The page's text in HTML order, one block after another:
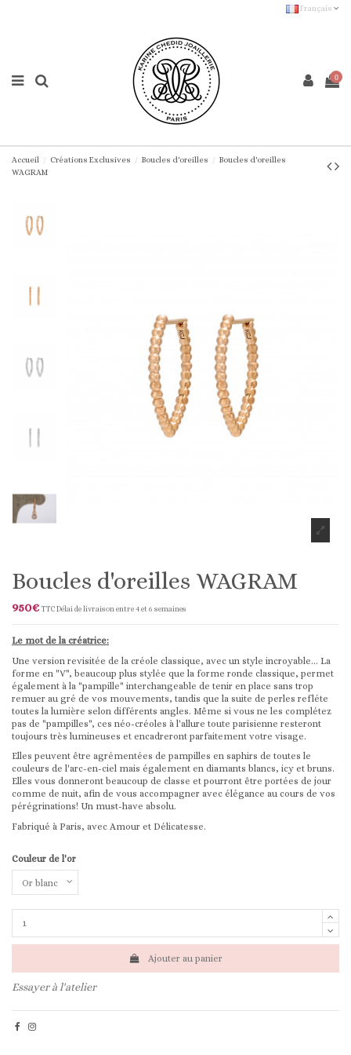
Français
0
Accueil Créations Exclusives Boucles d'oreilles
Boucles d'oreilles
WAGRAM
Boucles d'oreilles WAGRAM
950€ TTCDélai de livraison entre 4 et 6 semaines
Le mot de la créatrice:
Une version revisitée de la créole classique, avec un style incroyable... La
forme en "V", beaucoup plus stylée que la forme ronde classique, permet
également à la "pampille" interchangeable de tenir en place sans trop
remuer au gré de vos mouvements, tandis que la suite de perles refléte
toutes la lumière selon différents angles. Même si vous ne les complétez
pas de "pampilles", ces néo-créoles à l'allure toute parisienne resteront
toujours très lumineuses et encadreront parfaitement votre visage.
Elles peuvent être agrémentées de pampilles en saphirs de toutes le
couleurs de l'arc-en-ciel mais également en diamants blancs, icy et bruns.
Elles vous donneront beaucoup de classe et pourront être portées de jour
comme de nuit, afin de vous accompagner avec élégance au cours de vos
pérégrinations! Un must-have absolu.
Fabriqué à Paris, avec Amour et Délicatesse.
Couleur de l'or
Ajouter au panier
Essayer à l'atelier